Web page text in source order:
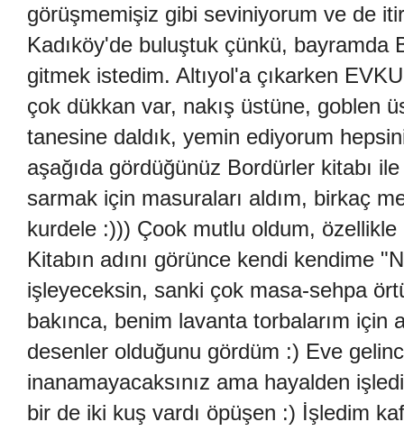
görüşmemişiz gibi seviniyorum ve de
Kadıköy'de buluştuk çünkü, bayramda
gitmek istedim. Altıyol'a çıkarken
çok dükkan var, nakış üstüne, goblen
tanesine daldık, yemin ediyorum
aşağıda gördüğünüz Bordürler kitabı
sarmak için masuraları aldım, birkaç
kurdele :))) Çook mutlu oldum,
Kitabın adını görünce kendi kendime
işleyeceksin, sanki çok masa-sehpa
bakınca, benim lavanta torbalarım için
desenler olduğunu gördüm :) Eve
inanamayacaksınız ama hayalden
bir de iki kuş vardı öpüşen :) İşledim